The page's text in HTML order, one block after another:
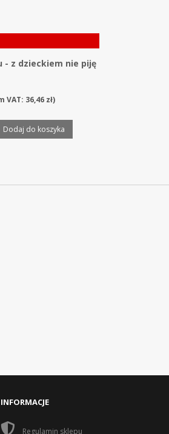
- z dzieckiem nie piję
VAT: 36,46 zł)
INFORMACJE
Regulamin sklepu